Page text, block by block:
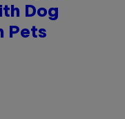
Dog
Pets